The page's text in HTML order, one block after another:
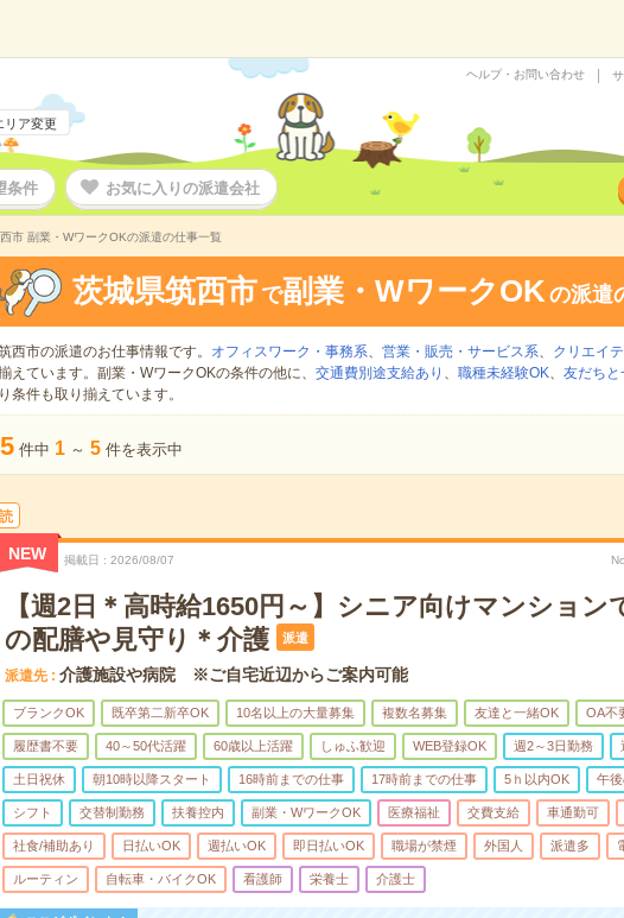
リア変更
ヘルプ・お問い合わせ
条件 お気に入りの派遣会社
市 副業・WワークOKの派遣の仕事一覧
茨城県筑西市 で副業・WワークOKの派遣
西市の派遣のお仕事情報です。 オフィスワーク・事務系、 営業・販売・サービス系、 クリエイ
えています。副業・WワークOKの条件の他に、 交通費別途支給あり 、 職種未経験OK、 友だちと
り条件も取り揃えています。
5 件中 1 ～ 5 件を表示中
NEW 掲載日 2026/08/07
【週2日＊高時給1650円～】シニア向けマンション
の配膳や見守り＊介護
派遣
派遣先 介護施設や病院 ※ご自宅近辺からご案内可能
ブランクOK 既卒第二新卒OK 10名以上の大量募集 複数名募集 友達と一緒OK OA不
履歴書不要 40～50代活躍 60歳以上活躍 しゅふ歓迎 WEB登録OK 週2～3日勤務
土日祝休 朝10時以降スタート 16時前までの仕事 17時前までの仕事 5ｈ以内OK 午
シフト 交替制勤務 扶養控内 副業・WワークOK 医療福祉 交費支給 車通勤可
社食/補助あり 日払いOK 週払いOK 即日払いOK 職場が禁煙 外国人 派遣多
ルーティン 自転車・バイクOK 看護師 栄養士 介護士